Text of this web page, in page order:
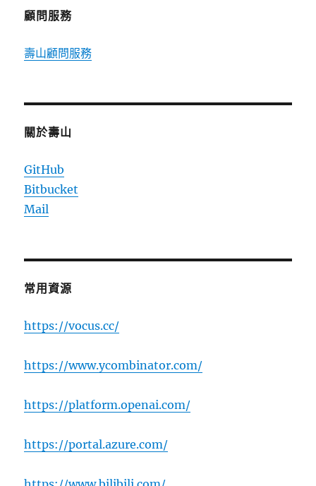
顧問服務
壽山顧問服務
關於壽山
GitHub
Bitbucket
Mail
常用資源
https://vocus.cc/
https://www.ycombinator.com/
https://platform.openai.com/
https://portal.azure.com/